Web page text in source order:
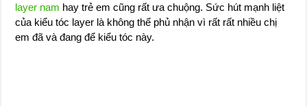
layer nam hay trẻ em cũng rất ưa chuộng. Sức hút mạnh liệt
của kiểu tóc layer là không thể phủ nhận vì rất rất nhiều chị
em đã và đang để kiểu tóc này.